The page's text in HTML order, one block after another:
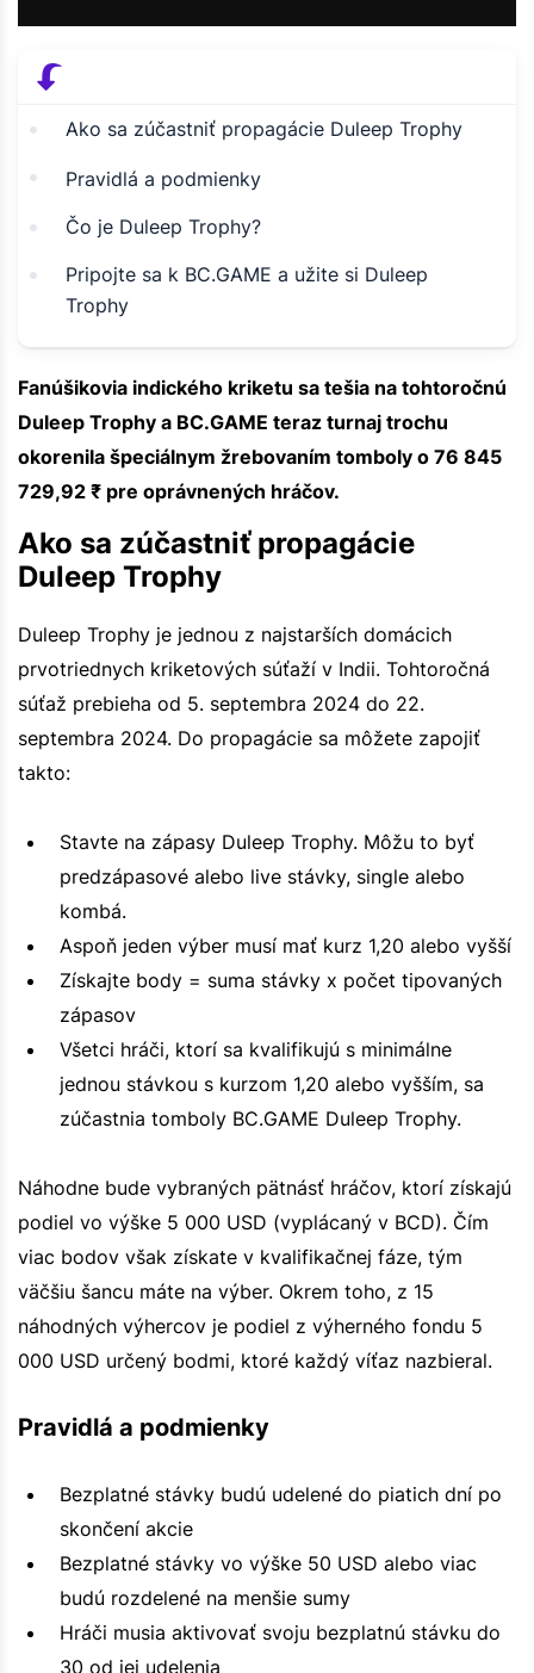
Ako sa zúčastniť propagácie Duleep Trophy
Pravidlá a podmienky
Čo je Duleep Trophy?
Pripojte sa k BC.GAME a užite si Duleep
Trophy
Fanúšikovia indického kriketu sa tešia na tohtoročnú
Duleep Trophy a BC.GAME teraz turnaj trochu
okorenila špeciálnym žrebovaním tomboly o 76 845
729,92 ₹ pre oprávnených hráčov.
Ako sa zúčastniť propagácie
Duleep Trophy
Duleep Trophy je jednou z najstarších domácich
prvotriednych kriketových súťaží v Indii. Tohtoročná
súťaž prebieha od 5. septembra 2024 do 22.
septembra 2024. Do propagácie sa môžete zapojiť
takto:
Stavte na zápasy Duleep Trophy. Môžu to byť
predzápasové alebo live stávky, single alebo
kombá.
Aspoň jeden výber musí mať kurz 1,20 alebo vyšší
Získajte body = suma stávky x počet tipovaných
zápasov
Všetci hráči, ktorí sa kvalifikujú s minimálne
jednou stávkou s kurzom 1,20 alebo vyšším, sa
zúčastnia tomboly BC.GAME Duleep Trophy.
Náhodne bude vybraných pätnásť hráčov, ktorí získajú
podiel vo výške 5 000 USD (vyplácaný v BCD). Čím
viac bodov však získate v kvalifikačnej fáze, tým
väčšiu šancu máte na výber. Okrem toho, z 15
náhodných výhercov je podiel z výherného fondu 5
000 USD určený bodmi, ktoré každý víťaz nazbieral.
Pravidlá a podmienky
Bezplatné stávky budú udelené do piatich dní po
skončení akcie
Bezplatné stávky vo výške 50 USD alebo viac
budú rozdelené na menšie sumy
Hráči musia aktivovať svoju bezplatnú stávku do
30 od jej udelenia